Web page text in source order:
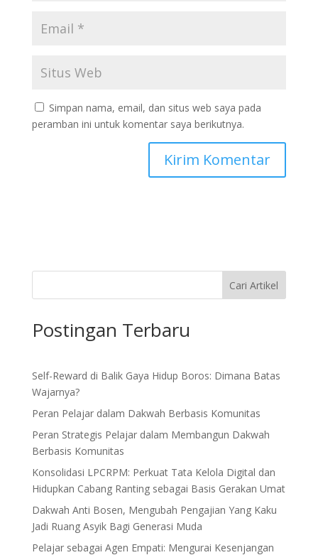
Simpan nama, email, dan situs web saya pada
peramban ini untuk komentar saya berikutnya.
Cari Artikel
Postingan Terbaru
Self-Reward di Balik Gaya Hidup Boros: Dimana Batas
Wajarnya?
Peran Pelajar dalam Dakwah Berbasis Komunitas
Peran Strategis Pelajar dalam Membangun Dakwah
Berbasis Komunitas
Konsolidasi LPCRPM: Perkuat Tata Kelola Digital dan
Hidupkan Cabang Ranting sebagai Basis Gerakan Umat
Dakwah Anti Bosen, Mengubah Pengajian Yang Kaku
Jadi Ruang Asyik Bagi Generasi Muda
Pelajar sebagai Agen Empati: Mengurai Kesenjangan